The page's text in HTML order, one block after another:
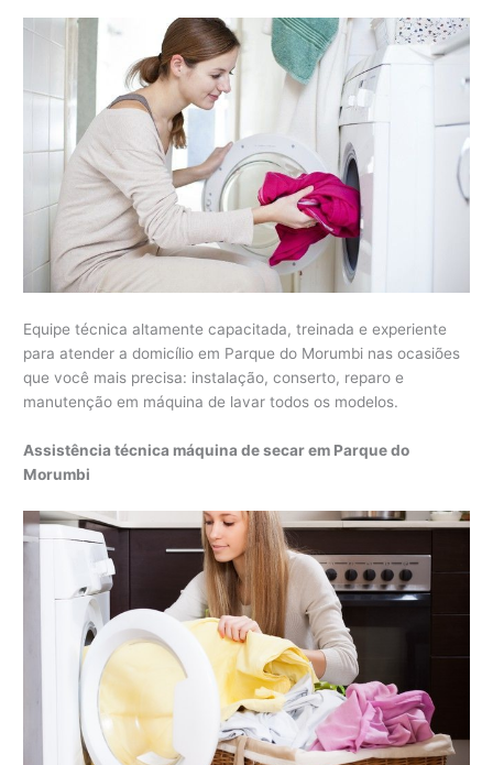
Equipe técnica altamente capacitada, treinada e experiente
para atender a domicílio em Parque do Morumbi nas ocasiões
que você mais precisa: instalação, conserto, reparo e
manutenção em máquina de lavar todos os modelos.
Assistência técnica máquina de secar em Parque do
Morumbi